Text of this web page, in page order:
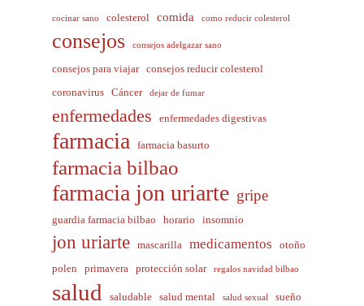
cocinar sano colesterol comida como reducir colesterol
consejos consejos adelgazar sano
consejos para viajar consejos reducir colesterol
coronavirus Cáncer dejar de fumar
enfermedades enfermedades digestivas
farmacia farmacia basurto
farmacia bilbao
farmacia jon uriarte gripe
guardia farmacia bilbao horario insomnio
jon uriarte mascarilla medicamentos
otoño
polen
primavera protección solar regalos navidad bilbao
salud saludable salud mental salud sexual sueño